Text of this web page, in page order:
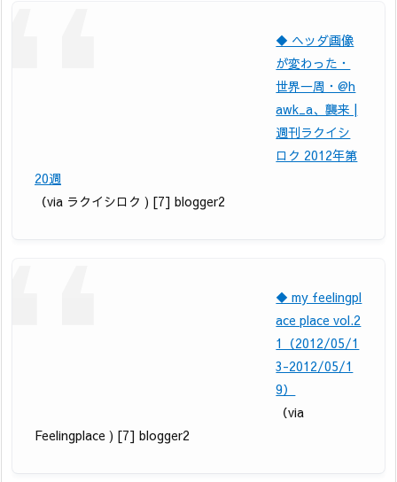
◆ ヘッダ画像
が変わった・
世界一周・@h
awk_a、襲来 |
週刊ラクイシ
ロク 2012年第
20週
（via ラクイシロク ) [7] blogger2
◆ my feelingpl
ace place vol.2
1（2012/05/1
3-2012/05/1
9）
（via
Feelingplace ) [7] blogger2